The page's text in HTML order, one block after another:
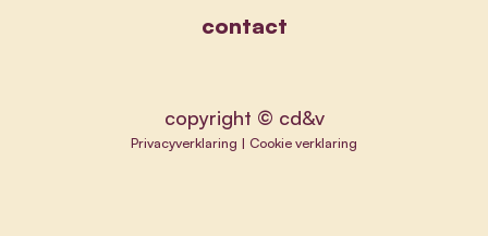
contact
copyright © cd&v
Privacyverklaring | Cookie verklaring